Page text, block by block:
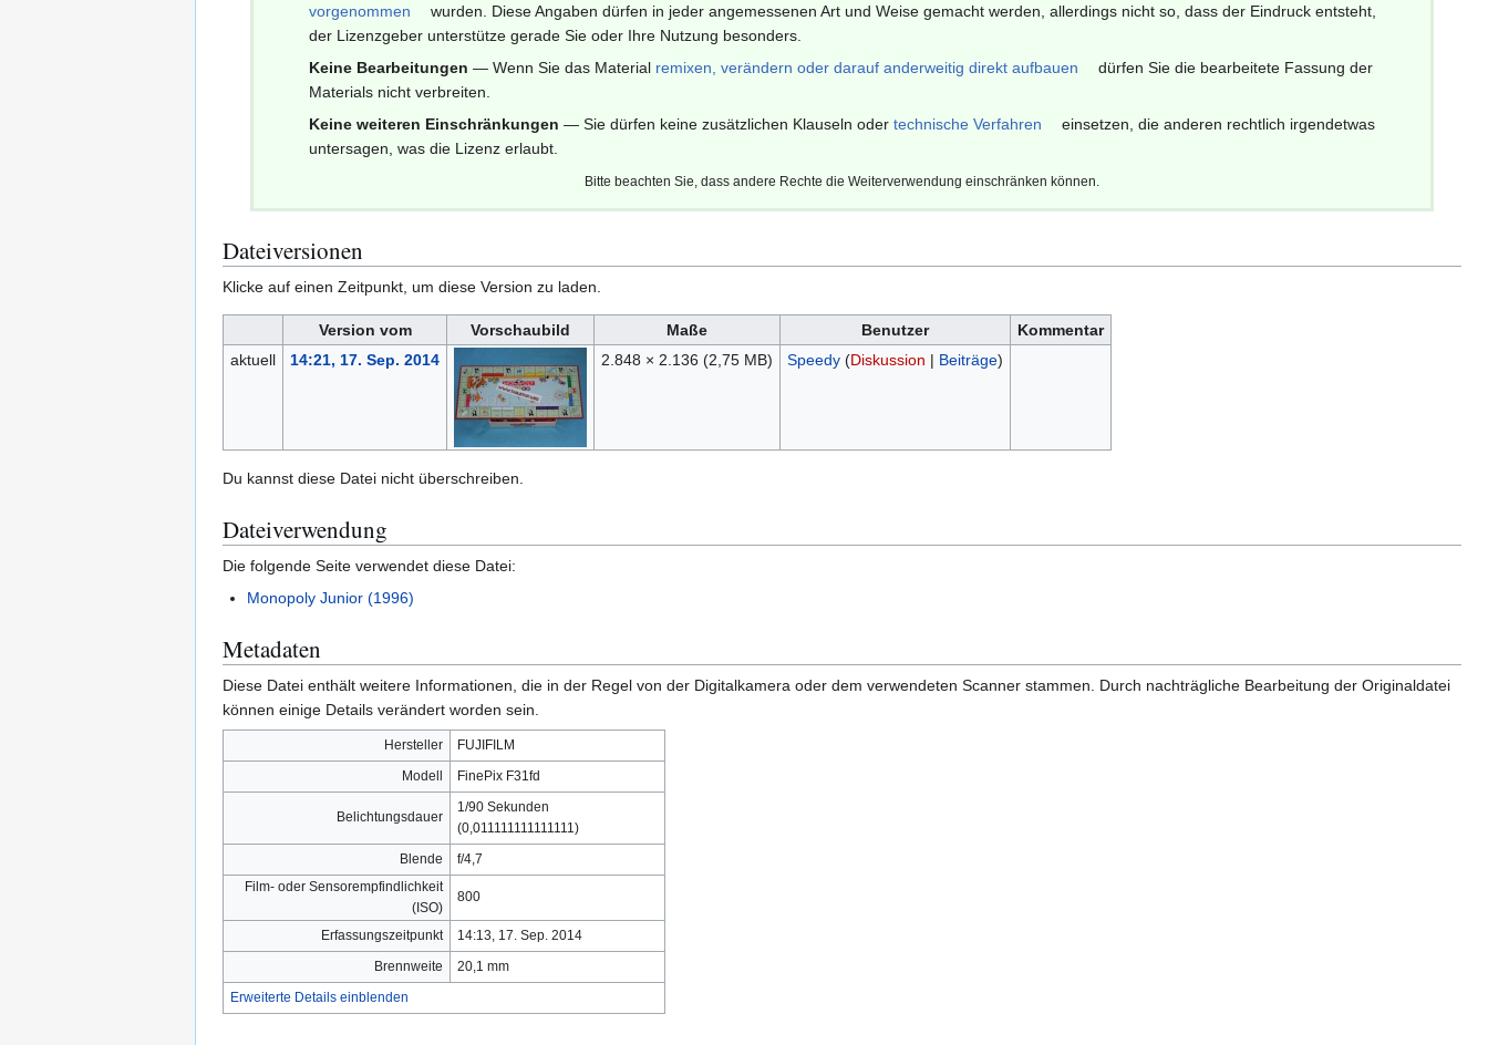
vorgenommen
wurden. Diese Angaben dürfen in jeder angemessenen Art und Weise gemacht werden, allerdings nicht so, dass der Eindruck entsteht,
der Lizenzgeber unterstütze gerade Sie oder Ihre Nutzung besonders.
Keine Bearbeitungen — Wenn Sie das Material remixen, verändern oder darauf anderweitig direkt aufbauen
dürfen Sie die bearbeitete Fassung der
Materials nicht verbreiten.
Keine weiteren Einschränkungen — Sie dürfen keine zusätzlichen Klauseln odertechnische Verfahren
einsetzen, die anderen rechtlich irgendetwas
untersagen, was die Lizenz erlaubt.
Bitte beachten Sie, dass andere Rechte die Weiterverwendung einschränken können.
Dateiversionen
Klicke auf einen Zeitpunkt, um diese Version zu laden.
Version vom Vorschaubild Maße Benutzer
Kommentar
aktuell
14:21, 17. Sep. 2014 2.848 × 2.136 (2,75 MB) Speedy (Diskussion | Beiträge)
Du kannst diese Datei nicht überschreiben.
Dateiverwendung
Die folgende Seite verwendet diese Datei:
Monopoly Junior (1996)
Metadaten
Diese Datei enthält weitere Informationen, die in der Regel von der Digitalkamera oder dem verwendeten Scanner stammen. Durch nachträgliche Bearbeitung der Originaldatei
können einige Details verändert worden sein.
Hersteller
FUJIFILM
Modell
FinePix F31fd
Belichtungsdauer
1/90 Sekunden
(0,011111111111111)
Blende
f/4,7
Film- oder Sensorempfindlichkeit
(ISO)
800
Erfassungszeitpunkt
14:13, 17. Sep. 2014
Brennweite
20,1 mm
Erweiterte Details einblenden